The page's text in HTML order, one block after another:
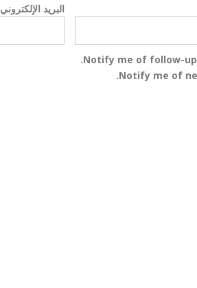
البريد الإلكتروني
Notify me of follow-
Notify me of